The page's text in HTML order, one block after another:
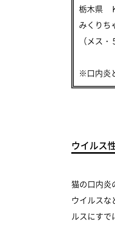
栃木県
みくりち
（メス
※口内炎
ウイルス
猫の口内炎
ウイルス
ルスにす